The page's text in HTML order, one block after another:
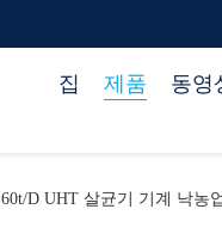
집 제품 동영
60t/D UHT 살균기 기계 낙농